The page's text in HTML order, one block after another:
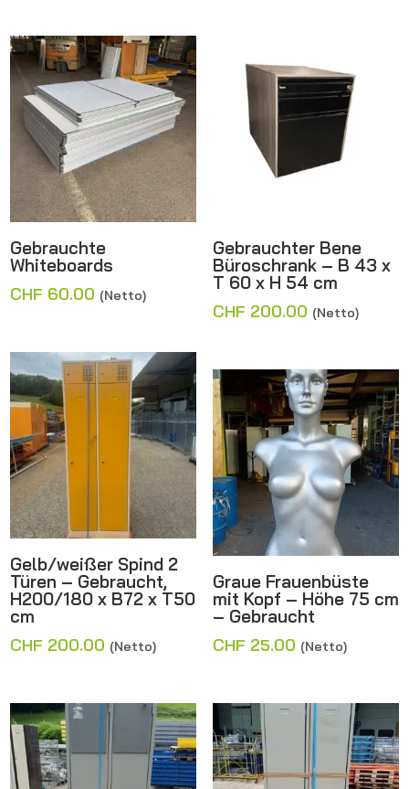
Gebrauchte
Whiteboards
CHF 60.00 (Netto)
Gebrauchter Bene
Büroschrank – B 43 x
T 60 x H 54 cm
CHF 200.00 (Netto)
Gelb/weißer Spind 2
Türen – Gebraucht,
H200/180 x B72 x T50
cm
CHF 200.00 (Netto)
Graue Frauenbüste
mit Kopf – Höhe 75 cm
– Gebraucht
CHF 25.00 (Netto)